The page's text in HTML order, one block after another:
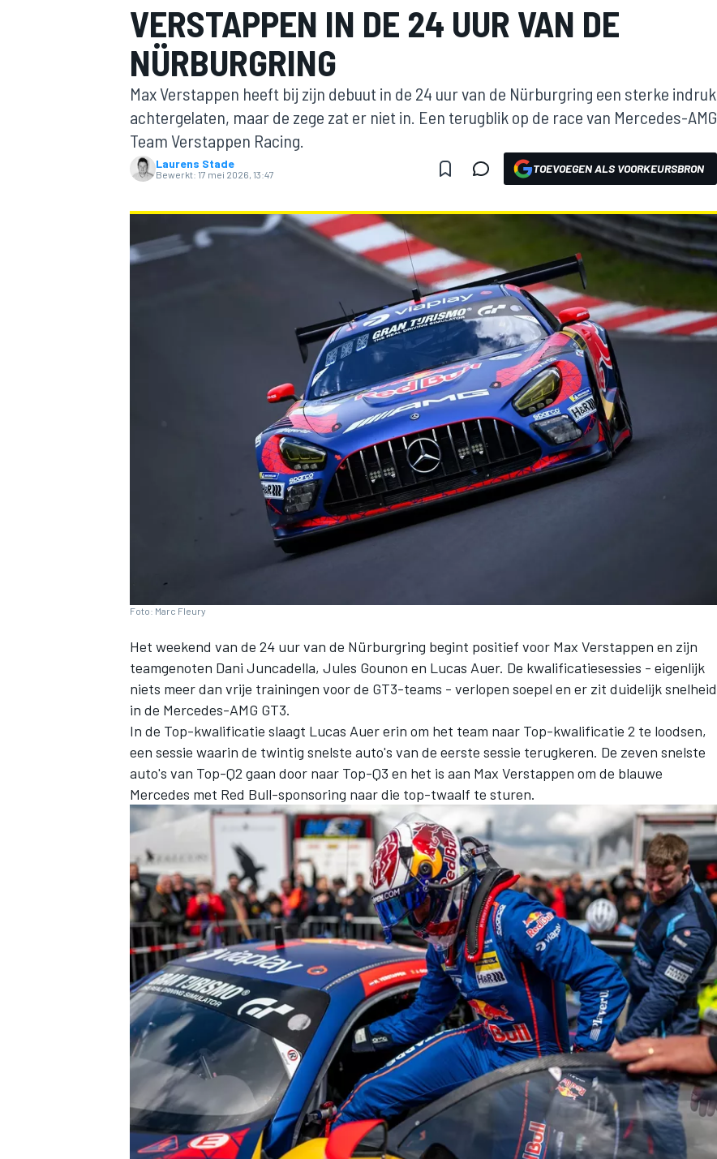
MOTOGP
WEC DTM
VERSTAPPEN IN DE 24 UUR VAN DE
NÜRBURGRING
Max Verstappen heeft bij zijn debuut in de 24 uur van de Nürburgring een sterke indruk
achtergelaten, maar de zege zat er niet in. Een terugblik op de race van Mercedes-AMG
Team Verstappen Racing.
Laurens Stade
Bewerkt: 17 mei 2026, 13:47 TOEVOEGEN ALS VOORKEURSBRON
Foto: Marc Fleury
Het weekend van de 24 uur van de Nürburgring begint positief voor Max Verstappen en zijn
teamgenoten Dani Juncadella, Jules Gounon en Lucas Auer. De kwalificatiesessies - eigenlijk
niets meer dan vrije trainingen voor de GT3-teams - verlopen soepel en er zit duidelijk snelheid
in de Mercedes-AMG GT3.
In de Top-kwalificatie slaagt Lucas Auer erin om het team naar Top-kwalificatie 2 te loodsen,
een sessie waarin de twintig snelste auto's van de eerste sessie terugkeren. De zeven snelste
auto's van Top-Q2 gaan door naar Top-Q3 en het is aan Max Verstappen om de blauwe
Mercedes met Red Bull-sponsoring naar die top-twaalf te sturen.